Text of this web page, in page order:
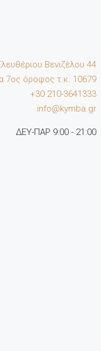
Βενιζέλου 44
7oς όροφος τ.κ. 10679
+30 210-3641333
info@kymba.gr
ΔΕΥ-ΠΑΡ 9:00 - 21:00